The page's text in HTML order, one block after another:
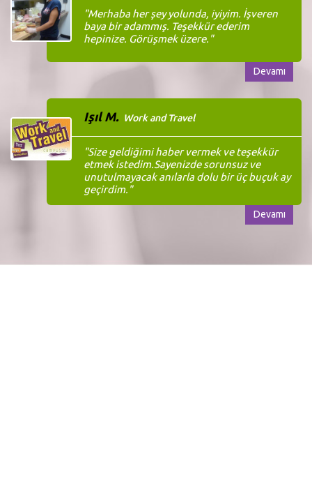
"Merhaba her şey yolunda, iyiyim. İşveren
baya bir adammış. Teşekkür ederim
hepinize. Görüşmek üzere."
Devamı
Işıl M. Work and Travel
"Size geldiğimi haber vermek ve teşekkür
etmek istedim.Sayenizde sorunsuz ve
unutulmayacak anılarla dolu bir üç buçuk ay
geçirdim."
Devamı